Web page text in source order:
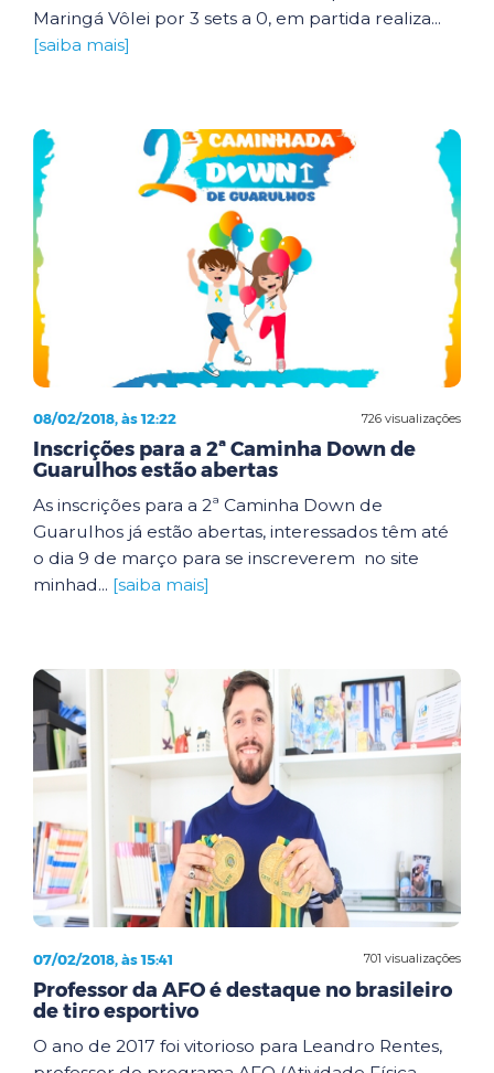
Maringá Vôlei por 3 sets a 0, em partida realiza...
[saiba mais]
726 visualizações
08/02/2018, às 12:22
Inscrições para a 2ª Caminha Down de
Guarulhos estão abertas
As inscrições para a 2ª Caminha Down de
Guarulhos já estão abertas, interessados têm até
o dia 9 de março para se inscreverem no site
minhad... [saiba mais]
701 visualizações
07/02/2018, às 15:41
Professor da AFO é destaque no brasileiro
de tiro esportivo
O ano de 2017 foi vitorioso para Leandro Rentes,